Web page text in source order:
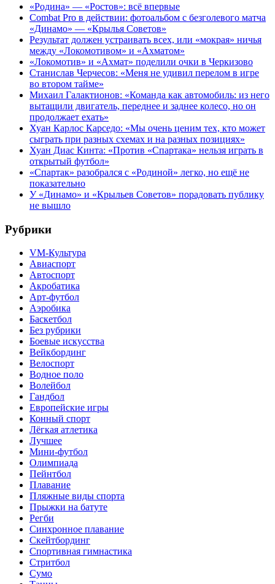
«Родина» — «Ростов»: всё впервые
Combat Pro в действии: фотоальбом с безголевого матча
«Динамо» — «Крылья Советов»
Результат должен устраивать всех, или «мокрая» ничья
между «Локомотивом» и «Ахматом»
«Локомотив» и «Ахмат» поделили очки в Черкизово
Станислав Черчесов: «Меня не удивил перелом в игре
во втором тайме»
Михаил Галактионов: «Команда как автомобиль: из него
вытащили двигатель, переднее и заднее колесо, но он
продолжает ехать»
Хуан Карлос Карседо: «Мы очень ценим тех, кто может
сыграть при разных схемах и на разных позициях»
Хуан Диас Кинта: «Против «Спартака» нельзя играть в
открытый футбол»
«Спартак» разобрался с «Родиной» легко, но ещё не
показательно
У «Динамо» и «Крыльев Советов» порадовать публику
не вышло
Рубрики
VM-Культура
Авиаспорт
Автоспорт
Акробатика
Арт-футбол
Аэробика
Баскетбол
Без рубрики
Боевые искусства
Вейкбординг
Велоспорт
Водное поло
Волейбол
Гандбол
Европейские игры
Конный спорт
Лёгкая атлетика
Лучшее
Мини-футбол
Олимпиада
Пейнтбол
Плавание
Пляжные виды спорта
Прыжки на батуте
Регби
Синхронное плавание
Скейтбординг
Спортивная гимнастика
Стритбол
Сумо